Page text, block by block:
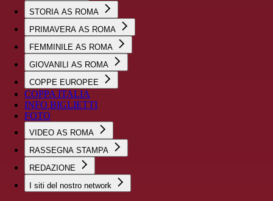
STORIA AS ROMA
PRIMAVERA AS ROMA
FEMMINILE AS ROMA
GIOVANILI AS ROMA
COPPE EUROPEE
COPPA ITALIA
INFO BIGLIETTI
FOTO
VIDEO AS ROMA
RASSEGNA STAMPA
REDAZIONE
I siti del nostro network